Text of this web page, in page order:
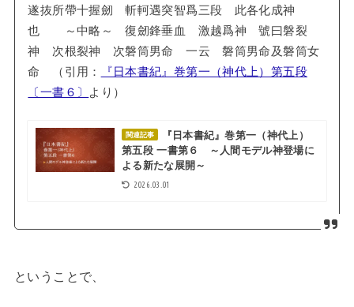
遂抜所帶十握劒 斬軻遇突智爲三段 此各化成神
也 ～中略～ 復劒鋒垂血 激越爲神 號曰磐裂
神 次根裂神 次磐筒男命 一云 磐筒男命及磐筒女
命 （引用：
『日本書紀』巻第一（神代上）第五段
〔一書６〕 より）
関連記事
『日本書紀』巻第一（神代上）
第五段 一書第６ ～人間モデル神登場に
よる新たな展開～
2026.03.01
ということで、